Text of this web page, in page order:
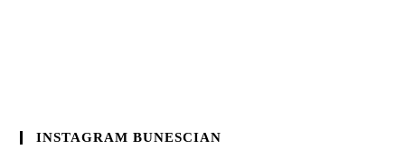
INSTAGRAM BUNESCIAN